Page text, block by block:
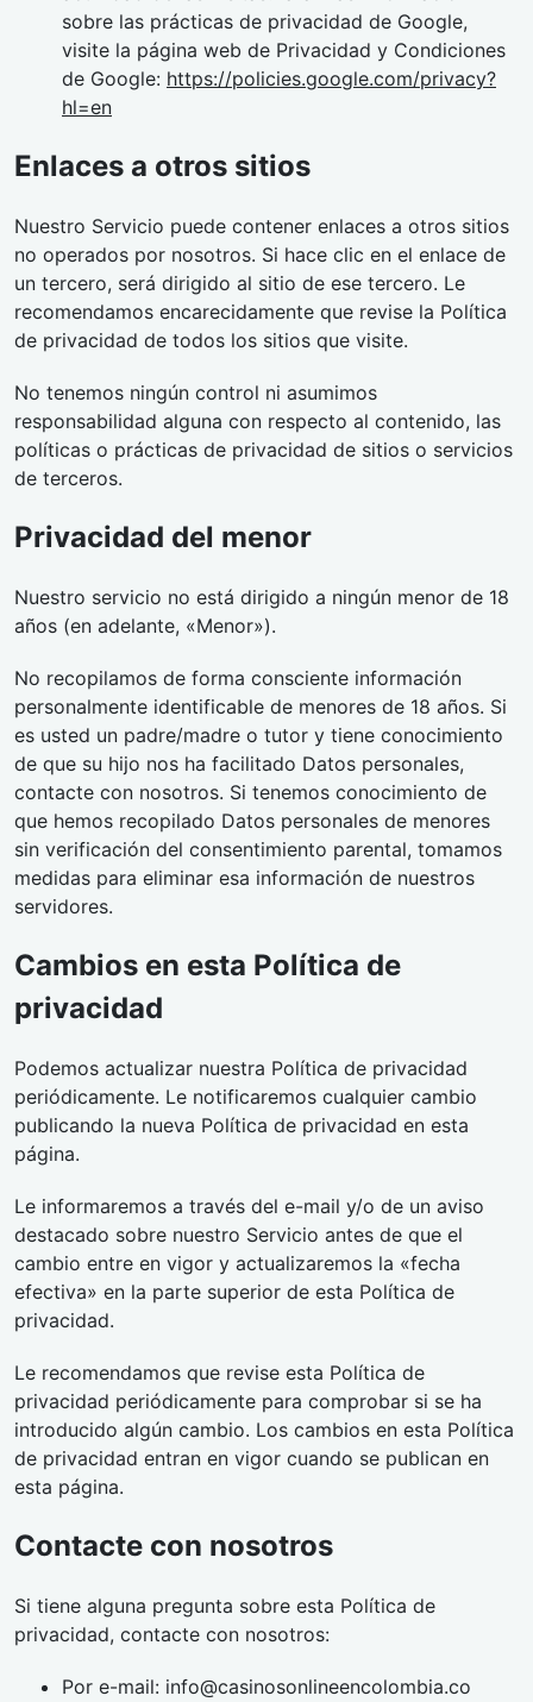
sobre las prácticas de privacidad de Google,
visite la página web de Privacidad y Condiciones
de Google: https://policies.google.com/privacy?
hl=en
Enlaces a otros sitios
Nuestro Servicio puede contener enlaces a otros sitios
no operados por nosotros. Si hace clic en el enlace de
un tercero, será dirigido al sitio de ese tercero. Le
recomendamos encarecidamente que revise la Política
de privacidad de todos los sitios que visite.
No tenemos ningún control ni asumimos
responsabilidad alguna con respecto al contenido, las
políticas o prácticas de privacidad de sitios o servicios
de terceros.
Privacidad del menor
Nuestro servicio no está dirigido a ningún menor de 18
años (en adelante, «Menor»).
No recopilamos de forma consciente información
personalmente identificable de menores de 18 años. Si
es usted un padre/madre o tutor y tiene conocimiento
de que su hijo nos ha facilitado Datos personales,
contacte con nosotros. Si tenemos conocimiento de
que hemos recopilado Datos personales de menores
sin verificación del consentimiento parental, tomamos
medidas para eliminar esa información de nuestros
servidores.
Cambios en esta Política de
privacidad
Podemos actualizar nuestra Política de privacidad
periódicamente. Le notificaremos cualquier cambio
publicando la nueva Política de privacidad en esta
página.
Le informaremos a través del e-mail y/o de un aviso
destacado sobre nuestro Servicio antes de que el
cambio entre en vigor y actualizaremos la «fecha
efectiva» en la parte superior de esta Política de
privacidad.
Le recomendamos que revise esta Política de
privacidad periódicamente para comprobar si se ha
introducido algún cambio. Los cambios en esta Política
de privacidad entran en vigor cuando se publican en
esta página.
Contacte con nosotros
Si tiene alguna pregunta sobre esta Política de
privacidad, contacte con nosotros:
Por e-mail: info@casinosonlineencolombia.co